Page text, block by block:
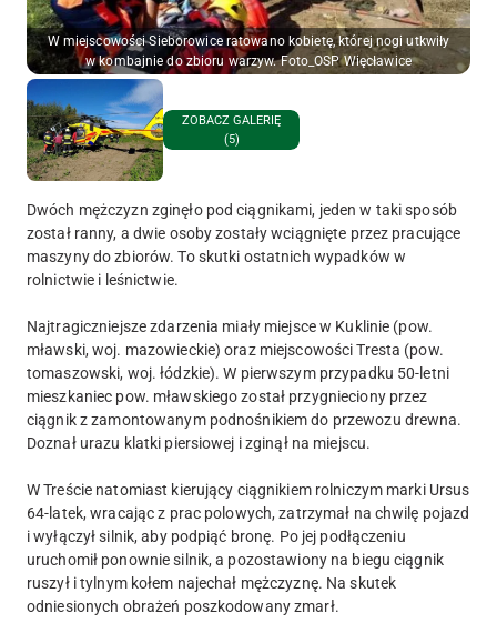
W miejscowości Sieborowice ratowano kobietę, której nogi utkwiły
w kombajnie do zbioru warzyw. Foto_OSP Więcławice
ZOBACZ GALERIĘ
(5)
Dwóch mężczyzn zginęło pod ciągnikami, jeden w taki sposób
został ranny, a dwie osoby zostały wciągnięte przez pracujące
maszyny do zbiorów. To skutki ostatnich wypadków w
rolnictwie i leśnictwie.
Najtragiczniejsze zdarzenia miały miejsce w Kuklinie (pow.
mławski, woj. mazowieckie) oraz miejscowości Tresta (pow.
tomaszowski, woj. łódzkie). W pierwszym przypadku 50-letni
mieszkaniec pow. mławskiego został przygnieciony przez
ciągnik z zamontowanym podnośnikiem do przewozu drewna.
Doznał urazu klatki piersiowej i zginął na miejscu.
W Treście natomiast kierujący ciągnikiem rolniczym marki Ursus
64-latek, wracając z prac polowych, zatrzymał na chwilę pojazd
i wyłączył silnik, aby podpiąć bronę. Po jej podłączeniu
uruchomił ponownie silnik, a pozostawiony na biegu ciągnik
ruszył i tylnym kołem najechał mężczyznę. Na skutek
odniesionych obrażeń poszkodowany zmarł.